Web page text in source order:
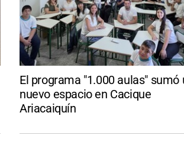
El programa "1.000 aulas" sumó
nuevo espacio en Cacique
Ariacaiquín